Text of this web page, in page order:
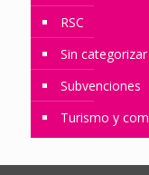
RSC
Sin categorizar
Subvenciones
Turismo y